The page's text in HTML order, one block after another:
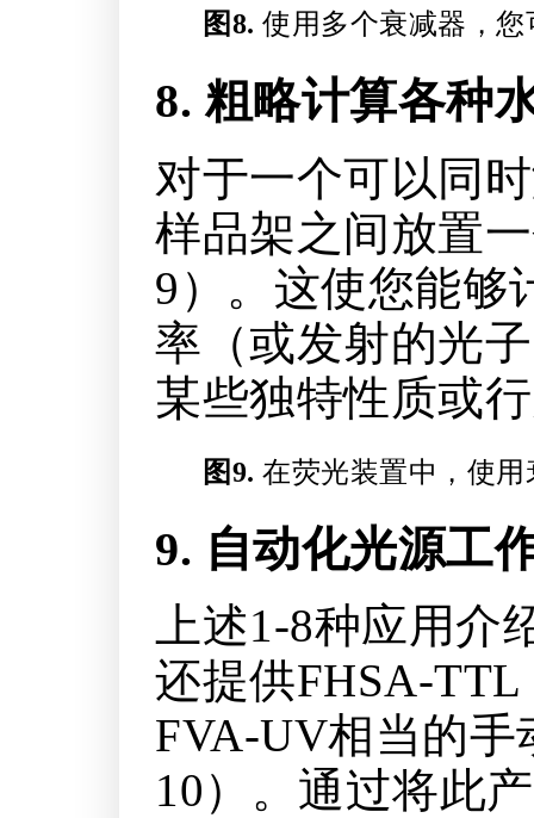
图8. 使用多个衰减器，
8. 粗略计算各种
对于一个可以同
样品架之间放置
9）。这使您能够
率（或发射的光
某些独特性质或
图9. 在荧光装置中，使
9. 自动化光源工
上述1-8种应用
还提供FHSA-
FVA-UV相当的
10）。通过将此